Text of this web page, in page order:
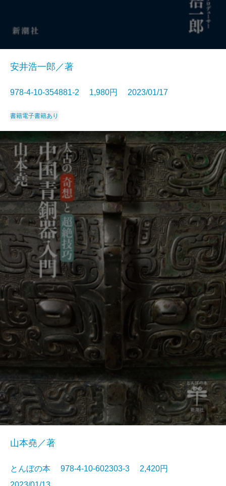
安井浩一郎／著
978-4-10-354881-2 1,980円 2023/01/17
書籍電子書籍あり
山本堯／著
とんぼの本 978-4-10-602303-3 2,420円